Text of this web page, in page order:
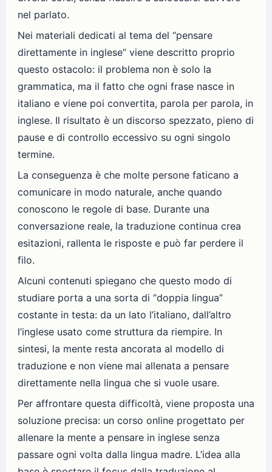
nel parlato.
Nei materiali dedicati al tema del “pensare
direttamente in inglese” viene descritto proprio
questo ostacolo: il problema non è solo la
grammatica, ma il fatto che ogni frase nasce in
italiano e viene poi convertita, parola per parola, in
inglese. Il risultato è un discorso spezzato, pieno di
pause e di controllo eccessivo su ogni singolo
termine.
La conseguenza è che molte persone faticano a
comunicare in modo naturale, anche quando
conoscono le regole di base. Durante una
conversazione reale, la traduzione continua crea
esitazioni, rallenta le risposte e può far perdere il
filo.
Alcuni contenuti spiegano che questo modo di
studiare porta a una sorta di “doppia lingua”
costante in testa: da un lato l’italiano, dall’altro
l’inglese usato come struttura da riempire. In
sintesi, la mente resta ancorata al modello di
traduzione e non viene mai allenata a pensare
direttamente nella lingua che si vuole usare.
Per affrontare questa difficoltà, viene proposta una
soluzione precisa: un corso online progettato per
allenare la mente a pensare in inglese senza
passare ogni volta dalla lingua madre. L’idea alla